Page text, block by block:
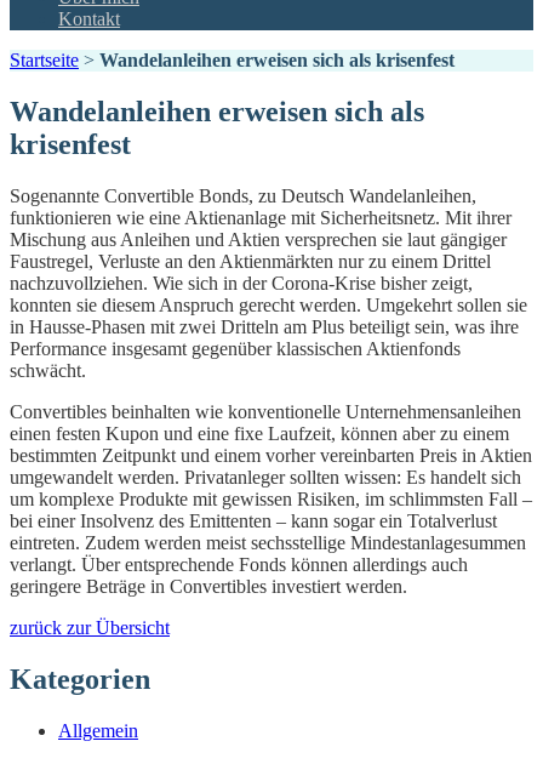
Kontakt
Startseite > Wandelanleihen erweisen sich als krisenfest
Wandelanleihen erweisen sich als
krisenfest
Sogenannte Convertible Bonds, zu Deutsch Wandelanleihen,
funktionieren wie eine Aktienanlage mit Sicherheitsnetz. Mit ihrer
Mischung aus Anleihen und Aktien versprechen sie laut gängiger
Faustregel, Verluste an den Aktienmärkten nur zu einem Drittel
nachzuvollziehen. Wie sich in der Corona-Krise bisher zeigt,
konnten sie diesem Anspruch gerecht werden. Umgekehrt sollen sie
in Hausse-Phasen mit zwei Dritteln am Plus beteiligt sein, was ihre
Performance insgesamt gegenüber klassischen Aktienfonds
schwächt.
Convertibles beinhalten wie konventionelle Unternehmensanleihen
einen festen Kupon und eine fixe Laufzeit, können aber zu einem
bestimmten Zeitpunkt und einem vorher vereinbarten Preis in Aktien
umgewandelt werden. Privatanleger sollten wissen: Es handelt sich
um komplexe Produkte mit gewissen Risiken, im schlimmsten Fall –
bei einer Insolvenz des Emittenten – kann sogar ein Totalverlust
eintreten. Zudem werden meist sechsstellige Mindestanlagesummen
verlangt. Über entsprechende Fonds können allerdings auch
geringere Beträge in Convertibles investiert werden.
zurück zur Übersicht
Kategorien
Allgemein